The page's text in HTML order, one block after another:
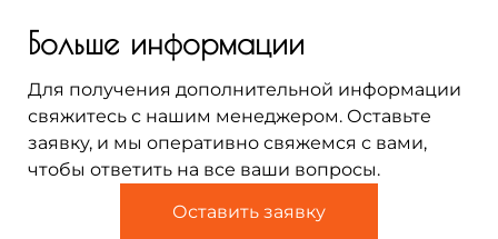
Больше информации
Для получения дополнительной информации
свяжитесь с нашим менеджером. Оставьте
заявку, и мы оперативно свяжемся с вами,
чтобы ответить на все ваши вопросы.
Оставить заявку